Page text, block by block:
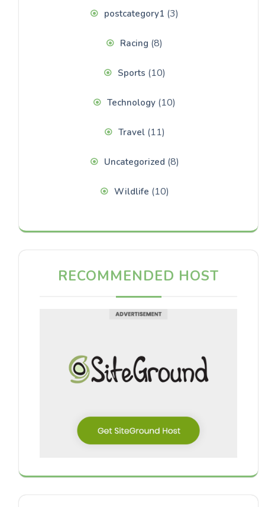
postcategory1 (3)
Racing (8)
Sports (10)
Technology (10)
Travel(11)
Uncategorized (8)
Wildlife (10)
RECOMMENDED HOST